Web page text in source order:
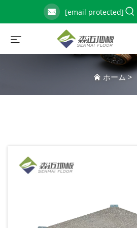
[email protected]
ホーム>